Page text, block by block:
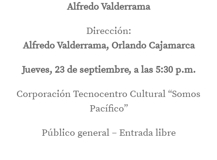
Alfredo Valderrama
Dirección:
Alfredo Valderrama, Orlando Cajamarca
Jueves, 23 de septiembre, a las 5:30 p.m.
Corporación Tecnocentro Cultural “Somos
Pacífico”
Público general – Entrada libre